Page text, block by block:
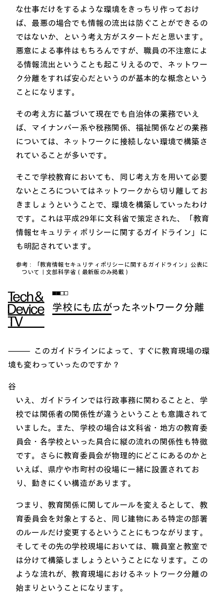
な仕事だけをするような環境をきっちり作っておけ
ば、最悪の場合でも情報の流出は防ぐことができるの
ではないか、という考え方がスタートだと思います。
悪意による事件はもちろんですが、職員の不注意によ
る情報流出ということも起こりえるので、ネットワー
ク分離をすれば安心だというのが基本的な概念という
ことになります。
その考え方に基づいて現在でも自治体の業務でいえ
ば、マイナンバー系や税務関係、福祉関係などの業務
については、ネットワークに接続しない環境で構築さ
れていることが多いです。
そこで学校教育においても、同じ考え方を用いて必要
ないところについてはネットワークから切り離してお
きましょうということで、環境を構築していったわけ
です。これは平成29年に文科省で策定された、「教育
情報セキュリティポリシーに関するガイドライン」に
も明記されています。
参考：
「教育情報セキュリティポリシーに関するガイドライン」公表に
ついて｜文部科学省（最新版のみ掲載）
学校にも広がったネットワーク分離
このガイドラインによって、すぐに教育現場の環
境も変わっていったのですか？
谷
いえ、ガイドラインでは行政事務に関わることと、学
校では関係者の関係性が違うということも意識されて
いました。また、学校の場合は文科省・地方の教育委
員会・各学校といった具合に縦の流れの関係性も特徴
です。さらに教育委員会が物理的にどこにあるのかと
いえば、県庁や市町村の役場に一緒に設置されてお
り、動きにくい構造があります。
つまり、教育関係に関してルールを変えるとして、教
育委員会を対象とすると、同じ建物にある特定の部署
のルールだけ変更するということにもつながります。
そしてその先の学校現場においては、職員室と教室で
は分けて構築しましょうということになります。この
ような流れが、教育現場におけるネットワーク分離の
始まりということになります。